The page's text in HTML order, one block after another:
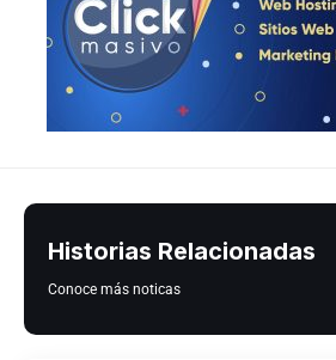
Historias Relacionadas
Conoce más noticas